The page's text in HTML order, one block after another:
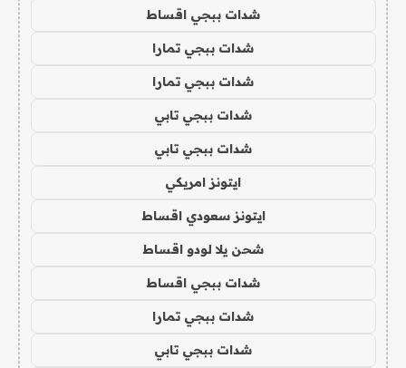
شدات ببجي اقساط
شدات ببجي تمارا
شدات ببجي تمارا
شدات ببجي تابي
شدات ببجي تابي
ايتونز امريكي
ايتونز سعودي اقساط
شحن يلا لودو اقساط
شدات ببجي اقساط
شدات ببجي تمارا
شدات ببجي تابي